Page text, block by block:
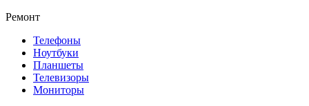
Ремонт
Телефоны
Ноутбуки
Планшеты
Телевизоры
Мониторы